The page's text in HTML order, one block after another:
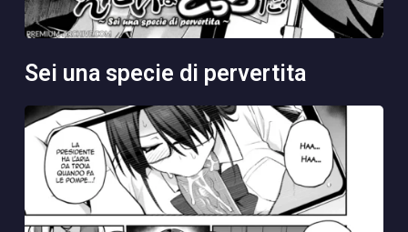
sei una specie di pervertita